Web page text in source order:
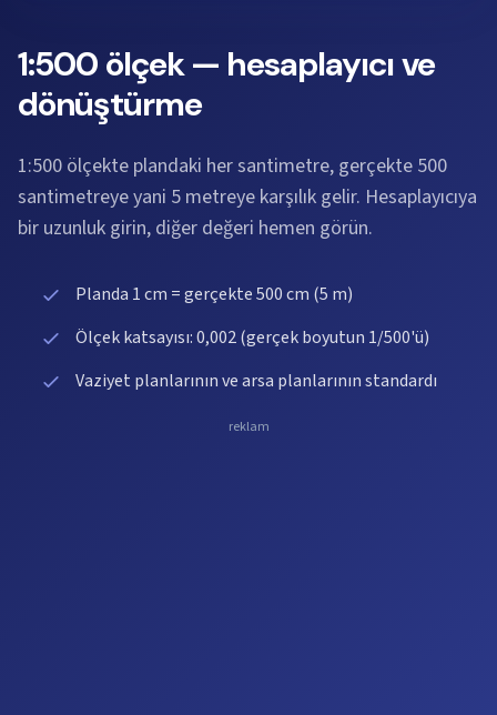
1:500 ölçek — hesaplayıcı ve
dönüştürme
1:500 ölçekte plandaki her santimetre, gerçekte 500
santimetreye yani 5 metreye karşılık gelir. Hesaplayıcıya
bir uzunluk girin, diğer değeri hemen görün.
Planda 1 cm = gerçekte 500 cm (5 m)
Ölçek katsayısı: 0,002 (gerçek boyutun 1/500'ü)
Vaziyet planlarının ve arsa planlarının standardı
reklam